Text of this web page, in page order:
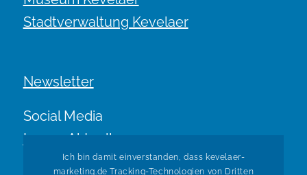
Stadtverwaltung Kevelaer
Newsletter
Social Media
Immer Aktuell.
Ich bin damit einverstanden, dass kevelaer-
marketing.de Tracking-Technologien von Dritten